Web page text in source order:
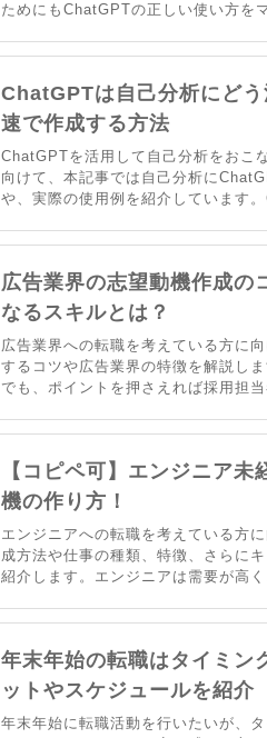
ためにもChatGPTの正しい使い方を
速で職務経歴書を生成するためのプ
ChatGPTは自己分析にど
速で作成する方法
ChatGPTを活用して自己分析をおこ
向けて、本記事では自己分析に
や、実際の使用例を紹介しています
ひ最後までご覧ください。
広告業界の志望動機作成の
なるスキルとは？
広告業界への転職を考えている方に
するコツや広告業界の特徴を解説し
でも、ポイントを押さえれば採用担
界への転職を考えている方は参考に
【コピペ可】エンジニア未
機の作り方！
エンジニアへの転職を考えている方
成方法や仕事の種類、特徴、さらに
紹介します。エンジニアは需要が高
動機を作成できるよう、例文も紹介
年末年始の転職はタイミン
ットやスケジュールを紹介
年末年始に転職活動を行いたいが、